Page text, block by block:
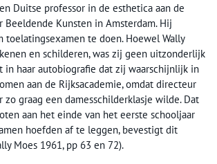
Duitse professor in de esthetica aan de
Beeldende Kunsten in Amsterdam. Hij
toelatingsexamen te doen. Hoewel Wally
en schilderen, was zij geen uitzonderlijk
in haar autobiografie dat zij waarschijnlijk in
aan de Rijksacademie, omdat directeur
zo graag een damesschilderklasje wilde. Dat
aan het einde van het eerste schooljaar
hoefden af te leggen, bevestigt dit
Moes 1961, pp 63 en 72).